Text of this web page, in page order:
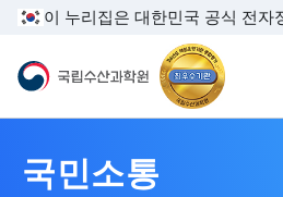
주
본
이 누리집은 대한민국 공식 전자
국립수산과학원
국민소통